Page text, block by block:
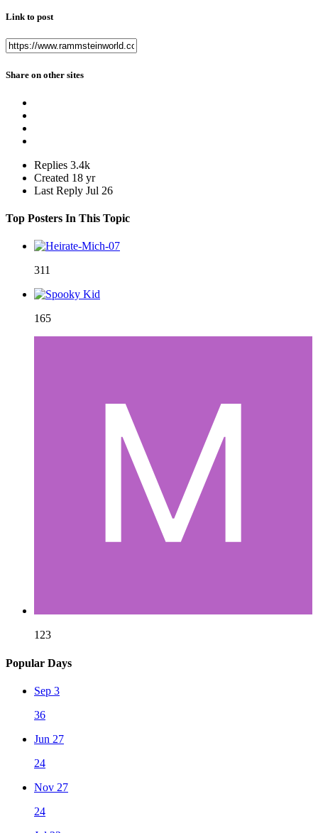
Link to post
Share on other sites
Replies 3.4k
Created 18 yr
Last Reply Jul 26
Top Posters In This Topic
311
165
123
Popular Days
Sep 3
36
Jun 27
24
Nov 27
24